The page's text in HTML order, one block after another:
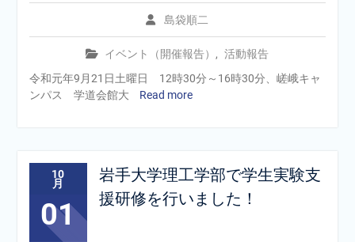
島袋順二
イベント（開催報告） , 活動報告
令和元年9月21日土曜日 12時30分～16時30分、嵯峨キャ
ンパス 学道会館大
Read more
10
月
01
岩手大学理工学部で学生実験支
援研修を行いました！